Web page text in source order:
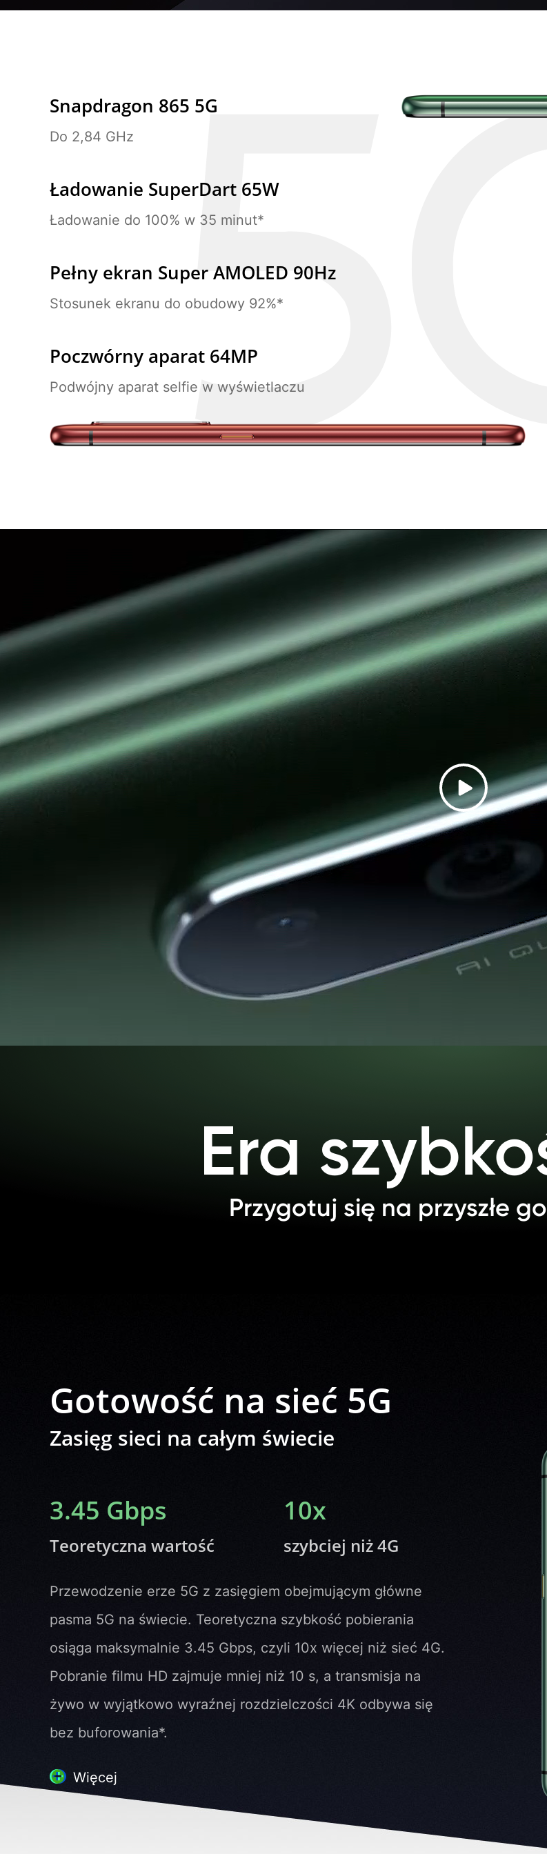
Snapdragon 865 5G
Do 2,84 GHz
Ładowanie SuperDart 65W
Ładowanie do 100% w 35 minut*
Pełny ekran SuperAMOLED 90Hz
Stosunek ekranu do obudowy 92%*
Poczwórny aparat 64MP
Podwójny aparat selfie w wyświetlaczu
Era
Przygotuj się na przyszłe
Gotowość na sieć 5G
Zasięg sieci na całym świecie
3.45 Gbps
Teoretyczna wartość
10x
szybciej niż 4G
Przewodzenie erze 5G z zasięgiem obejmującym główne
pasma 5G na świecie. Teoretyczna szybkość pobierania
osiąga maksymalnie 3.45 Gbps, czyli 10x więcej niż sieć 4G.
Pobranie filmu HD zajmuje mniej niż 10 s, a transmisja na
żywo w wyjątkowo wyraźnej rozdzielczości 4K odbywa się
bez buforowania*.
Więcej